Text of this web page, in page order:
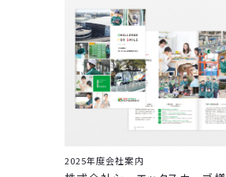
2025年度会社案内